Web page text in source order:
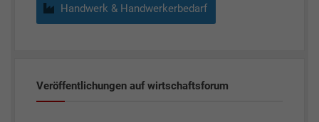
Handwerk & Handwerkerbedarf
Veröffentlichungen auf wirtschaftsforum